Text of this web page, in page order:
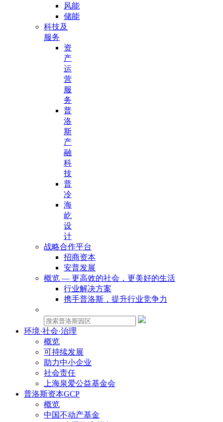
风能
储能
科技及
服务
资
产
运
营
服
务
普
洛
斯
产
融
科
技
普
冷
海
屹
设
计
战略合作平台
招商资本
安普发展
概览 — 更高效的社会，更美好的生活
行业解决方案
携手普洛斯，提升行业竞争力
环境·社会·治理
概览
可持续发展
助力中小企业
社会责任
上海泉爱公益基金会
普洛斯资本GCP
概览
中国不动产基金